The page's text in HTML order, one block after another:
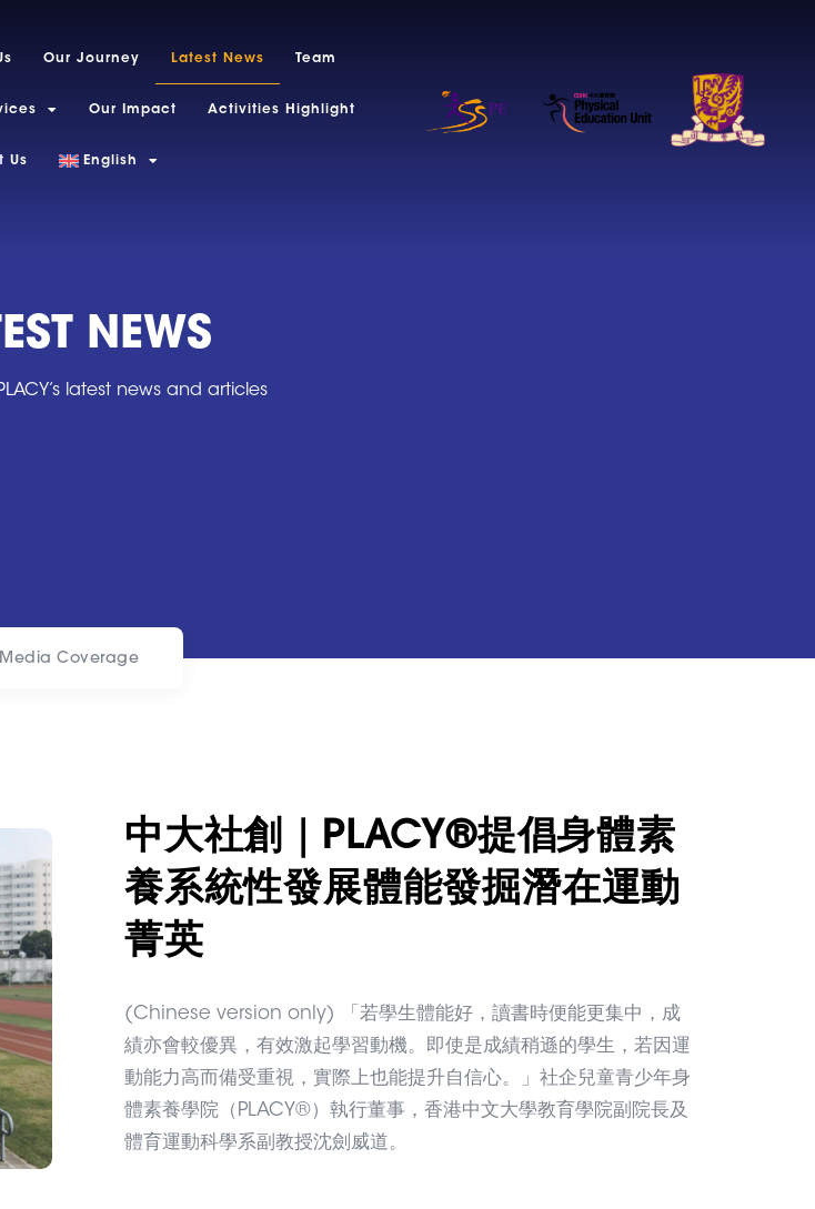
Our Journey Latest News Team
Our Impact Activities Highlight
Us English
NEWS
latest news and articles
Media Coverage
中大社創｜PLACY®提倡身體素
養系統性發展體能發掘潛在運動
菁英
(Chinese version only) 「若學生體能好，讀書時便能更集中，成
績亦會較優異，有效激起學習動機。即使是成績稍遜的學生，若因運
動能力高而備受重視，實際上也能提升自信心。」社企兒童青少年身
體素養學院（PLACY®）執行董事，香港中文大學教育學院副院長及
體育運動科學系副教授沈劍威道。